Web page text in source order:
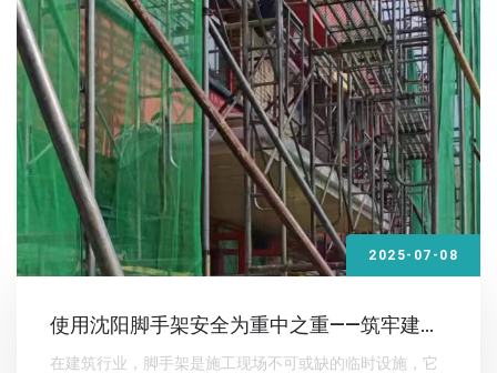
2025-07-08
使用沈阳脚手架安全为重中之重——筑牢建筑
施工安全防线
在建筑行业，脚手架是施工现场不可或缺的临时设施，它